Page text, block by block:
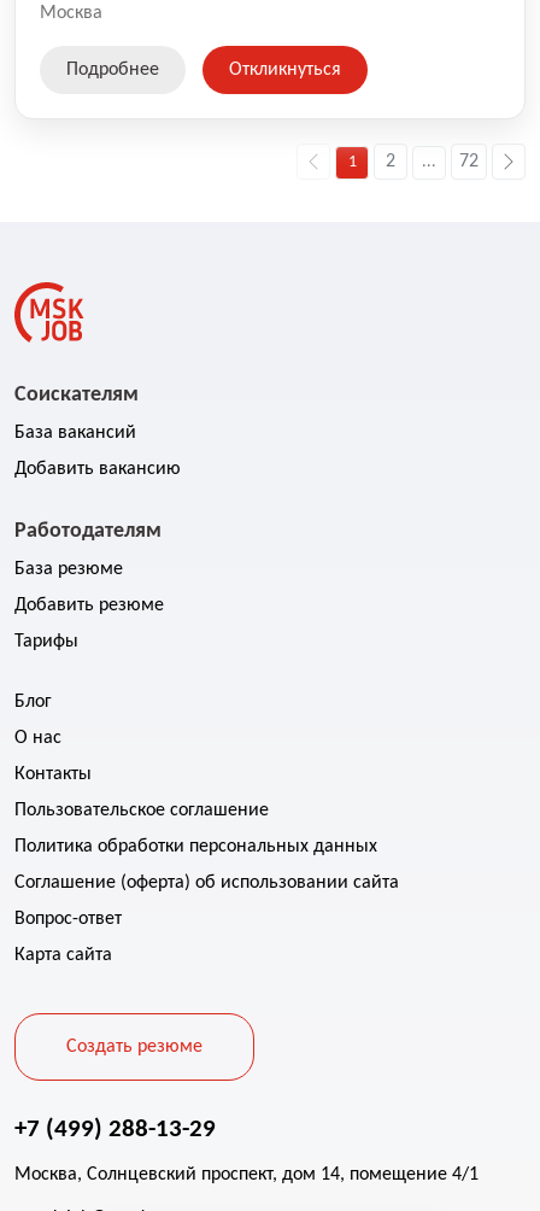
Москва
Подробнее Откликнуться
1 2 ... 72
Соискателям
База вакансий
Добавить вакансию
Работодателям
База резюме
Добавить резюме
Тарифы
Блог
О нас
Контакты
Пользовательское соглашение
Политика обработки персональных данных
Соглашение (оферта) об использовании сайта
Вопрос-ответ
Карта сайта
Создать резюме
+7 (499) 288-13-29
Москва, Солнцевский проспект, дом 14, помещение 4/1